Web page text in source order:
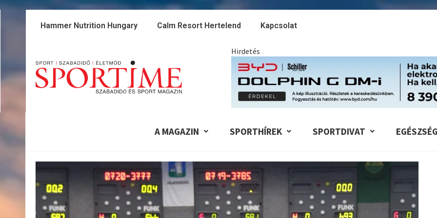
Skip
Hammer Nutrition Hungary Calm Resort Hertelend Kapcsolat
Hirdetés
A MAGAZIN SPORTHÍREK SPORTDIVAT EGÉSZSÉG